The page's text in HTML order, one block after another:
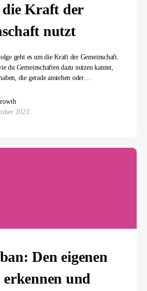
Kraft der
nutzt
geht es um die Kraft der Gemeinschaft.
du Gemeinschaften dazu nutzen kannst,
die gerade anstehen oder…
2023
Den eigenen
erkennen und